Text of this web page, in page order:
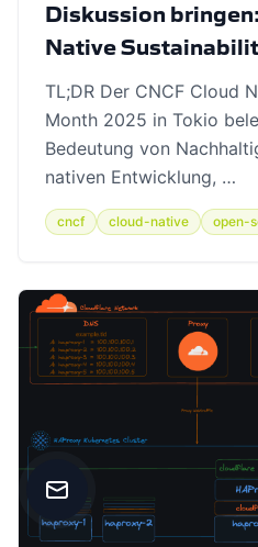
Diskussion
Native
TL;DR Der CNCF Cloud
Month 2025 in Tokio
Bedeutung von
nativen Entwicklung, …
cncf cloud-native open-
Kontakt aufnehmen